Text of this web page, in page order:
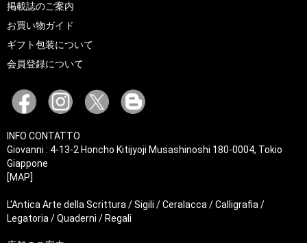
掲載誌のご案内
お買い物ガイド
ギフト包装について
会員登録について
INFO CONTATTO
Giovanni : 4-13-2 Honcho Kitijyoji Musashinoshi 180-0004, Tokio
Giappone
[MAP]
L'Antica Arte della Scrittura / Sigili / Ceralacca / Calligrafia /
Legatoria / Quaderni / Regali